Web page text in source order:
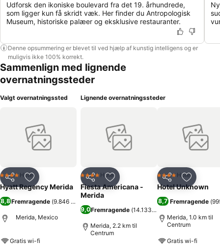
Udforsk den ikoniske boulevard fra det 19. århundrede,
som ligger kun få skridt væk. Her finder du Antropologisk
Museum, historiske palæer og eksklusive restauranter.
Denne opsummering er blevet til ved hjælp af kunstig intelligens og er
muligvis ikke 100% korrekt.
Sammenlign med lignende
overnatningssteder
Valgt overnatningssted
Del Føj til favoritter
4 StjernerHotel
Hyatt Regency Merida
8,8Fremragende (9.846 bedømmelser
Merida, Mexico
Gratis wi-fi
Lignende overnatningssteder
Del Føj til favoritter
4 StjernerHotel
Fiesta Americana -
Merida
9,0Fremragende (14.133 bedømmelser
Merida, 2.2 km til
Centrum
Del Føj til
4 StjernerHotel
Hotel Unknown
8,7 Fremragende (
Merida, 1.0 km til
Centrum
Gratis wi-fi